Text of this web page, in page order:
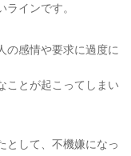
インです。
の感情や要求に過度に
ことが起こってしまい
として、不機嫌になっ